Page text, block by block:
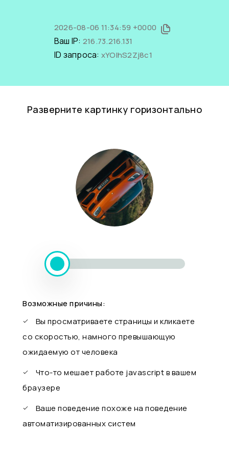
2026-08-06 11:34:59 +0000
Ваш IP: 216.73.216.131
ID запроса: xYOlhS2Zj8c1
Разверните картинку горизонтально
Возможные причины:
Вы просматриваете страницы и кликаете
со скоростью, намного превышающую
ожидаемую от человека
Что-то мешает работе javascript в вашем
браузере
Ваше поведение похоже на поведение
автоматизированных систем